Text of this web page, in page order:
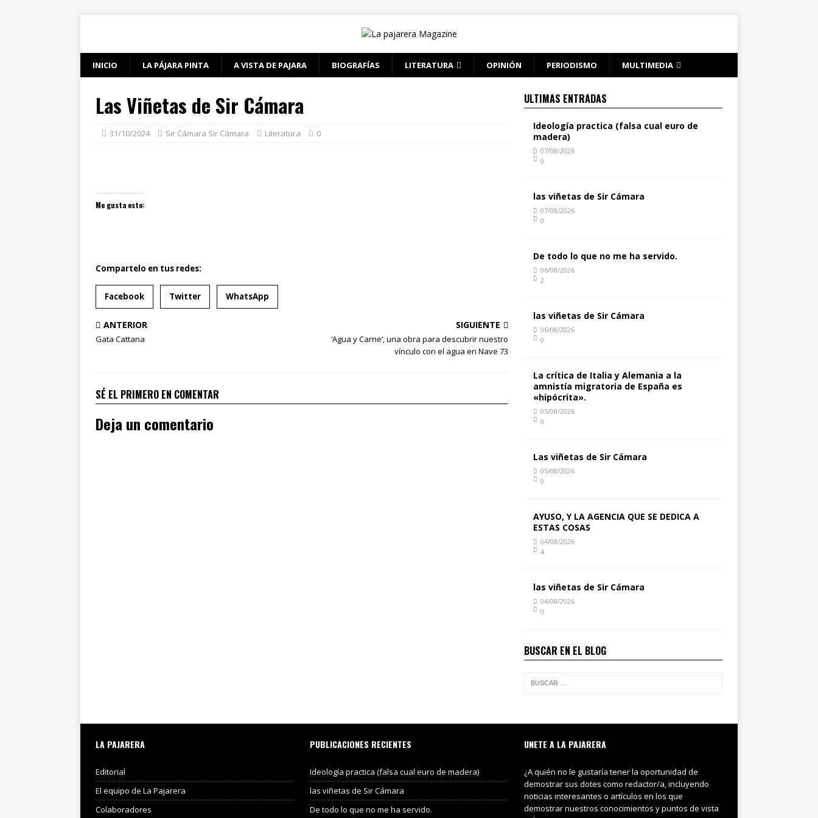
INICIO LA PÁJARA PINTA A VISTA DE PAJARA BIOGRAFÍAS LITERATURA OPINIÓN PERIODISMO MULTIMEDIA
Las Viñetas de Sir Cámara
31/10/2024 Sir Cámara Sir Cámara Literatura 0
Me gusta esto:
Compartelo en tus redes:
Facebook Twitter WhatsApp
ANTERIOR
Gata Cattana
SIGUIENTE
‘Agua y Carne’, una obra para descubrir nuestro
vínculo con el agua en Nave 73
SÉ EL PRIMERO EN COMENTAR
Deja un comentario
ULTIMAS ENTRADAS
Ideología practica (falsa cual euro de
madera)
07/08/2026
0
las viñetas de Sir Cámara
07/08/2026
0
De todo lo que no me ha servido.
06/08/2026
2
las viñetas de Sir Cámara
06/08/2026
0
La crítica de Italia y Alemania a la
amnistía migratoria de España es
«hipócrita».
05/08/2026
0
Las viñetas de Sir Cámara
05/08/2026
0
AYUSO, Y LA AGENCIA QUE SE DEDICA A
ESTAS COSAS
04/08/2026
4
las viñetas de Sir Cámara
04/08/2026
0
BUSCAR EN EL BLOG
LA PAJARERA
Editorial
El equipo de La Pajarera
Colaboradores
PUBLICACIONES RECIENTES
Ideología practica (falsa cual euro de madera)
las viñetas de Sir Cámara
De todo lo que no me ha servido.
UNETE A LA PAJARERA
¿A quién no le gustaría tener la oportunidad de
demostrar sus dotes como redactor/a, incluyendo
noticias interesantes o artículos en los que
demostrar nuestros conocimientos y puntos de vista